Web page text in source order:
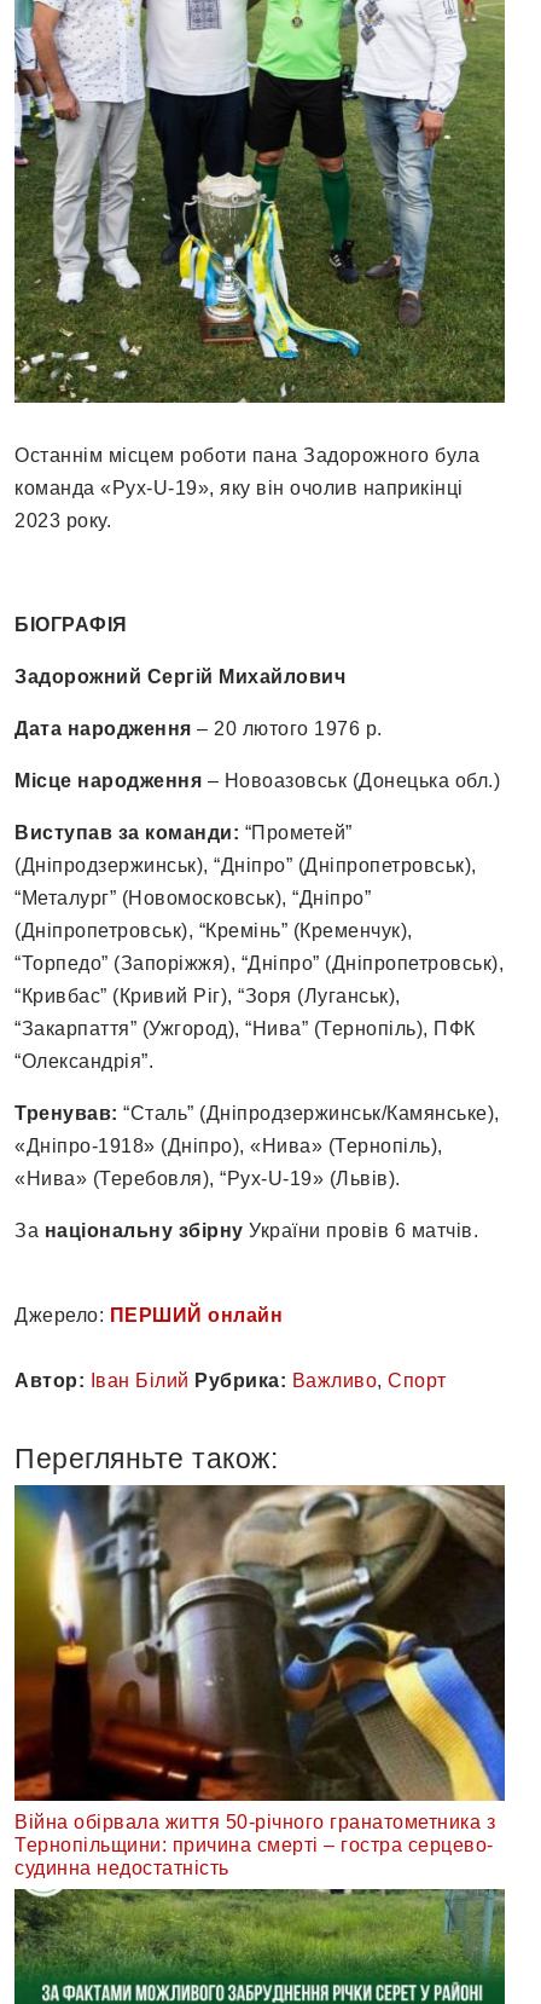
Останнім місцем роботи пана Задорожного була
команда «Рух-U-19», яку він очолив наприкінці
2023 року.
БІОГРАФІЯ
Задорожний Сергій Михайлович
Дата народження – 20 лютого 1976 р.
Місце народження – Новоазовськ (Донецька обл.)
Виступав за команди: “Прометей”
(Дніпродзержинськ), “Дніпро” (Дніпропетровськ),
“Металург” (Новомосковськ), “Дніпро”
(Дніпропетровськ), “Кремінь” (Кременчук),
“Торпедо” (Запоріжжя), “Дніпро” (Дніпропетровськ),
“Кривбас” (Кривий Ріг), “Зоря (Луганськ),
“Закарпаття” (Ужгород), “Нива” (Тернопіль), ПФК
“Олександрія”.
Тренував: “Сталь” (Дніпродзержинськ/Камянське),
«Дніпро-1918» (Дніпро), «Нива» (Тернопіль),
«Нива» (Теребовля), “Рух-U-19» (Львів).
За національну збірну України провів 6 матчів.
Джерело: ПЕРШИЙ онлайн
Автор: Іван Білий Рубрика: Важливо, Спорт
Перегляньте також:
Війна обірвала життя 50-річного гранатометника з
Тернопільщини: причина смерті – гостра серцево-
судинна недостатність